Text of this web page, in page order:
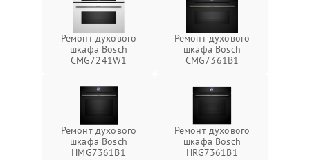
Ремонт духового
шкафа Bosch
CMG7241W1
Ремонт духового
шкафа Bosch
CMG7361B1
Ремонт духового
шкафа Bosch
HMG7361B1
Ремонт духового
шкафа Bosch
HRG7361B1